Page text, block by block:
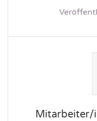
Mitarbeiter/